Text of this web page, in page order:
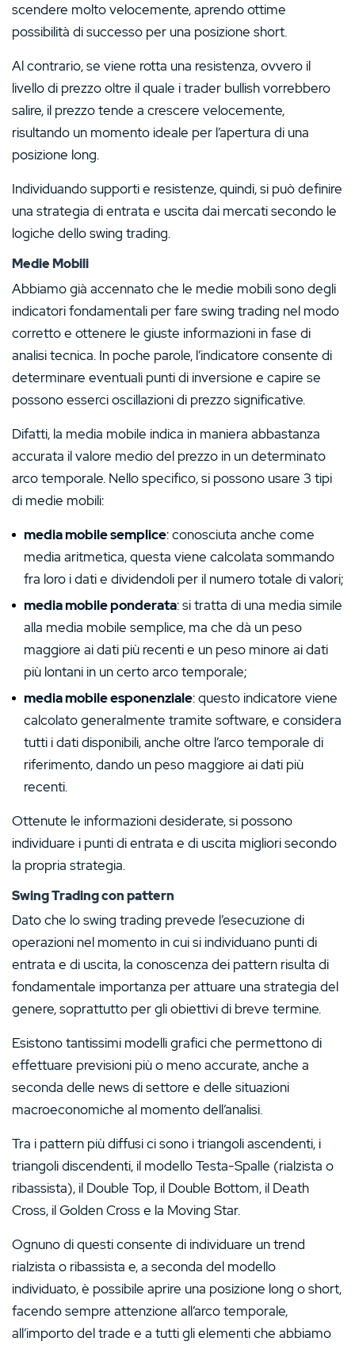
scendere molto velocemente, aprendo ottime
possibilità di successo per una posizione short.
Al contrario, se viene rotta una resistenza, ovvero il
livello di prezzo oltre il quale i trader bullish vorrebbero
salire, il prezzo tende a crescere velocemente,
risultando un momento ideale per l’apertura di una
posizione long.
Individuando supporti e resistenze, quindi, si può definire
una strategia di entrata e uscita dai mercati secondo le
logiche dello swing trading.
Medie Mobili
Abbiamo già accennato che le medie mobili sono degli
indicatori fondamentali per fare swing trading nel modo
corretto e ottenere le giuste informazioni in fase di
analisi tecnica. In poche parole, l’indicatore consente di
determinare eventuali punti di inversione e capire se
possono esserci oscillazioni di prezzo significative.
Difatti, la media mobile indica in maniera abbastanza
accurata il valore medio del prezzo in un determinato
arco temporale. Nello specifico, si possono usare 3 tipi
di medie mobili:
media mobile semplice: conosciuta anche come
media aritmetica, questa viene calcolata sommando
fra loro i dati e dividendoli per il numero totale di valori;
media mobile ponderata: si tratta di una media simile
alla media mobile semplice, ma che dà un peso
maggiore ai dati più recenti e un peso minore ai dati
più lontani in un certo arco temporale;
media mobile esponenziale: questo indicatore viene
calcolato generalmente tramite software, e considera
tutti i dati disponibili, anche oltre l’arco temporale di
riferimento, dando un peso maggiore ai dati più
recenti.
Ottenute le informazioni desiderate, si possono
individuare i punti di entrata e di uscita migliori secondo
la propria strategia.
Swing Trading con pattern
Dato che lo swing trading prevede l’esecuzione di
operazioni nel momento in cui si individuano punti di
entrata e di uscita, la conoscenza dei pattern risulta di
fondamentale importanza per attuare una strategia del
genere, soprattutto per gli obiettivi di breve termine.
Esistono tantissimi modelli grafici che permettono di
effettuare previsioni più o meno accurate, anche a
seconda delle news di settore e delle situazioni
macroeconomiche al momento dell’analisi.
Tra i pattern più diffusi ci sono i triangoli ascendenti, i
triangoli discendenti, il modello Testa-Spalle (rialzista o
ribassista), il Double Top, il Double Bottom, il Death
Cross, il Golden Cross e la Moving Star.
Ognuno di questi consente di individuare un trend
rialzista o ribassista e, a seconda del modello
individuato, è possibile aprire una posizione long o short,
facendo sempre attenzione all’arco temporale,
all’importo del trade e a tutti gli elementi che abbiamo